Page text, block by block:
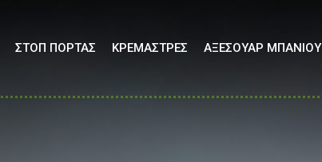
ΣΤΟΠ ΠΟΡΤΑΣ ΚΡΕΜΑΣΤΡΕΣ ΑΞΕΣΟΥΑΡ ΜΠΑΝΙΟΥ